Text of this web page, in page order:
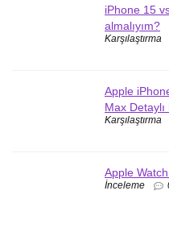
iPhone 15
almalıyım?
Karşılaştırma
Apple
Max Detaylı
Karşılaştırma
Apple
İnceleme